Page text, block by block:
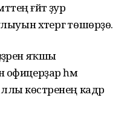
ғәйәт ҙур
хәтергә төшөрҙө.
яҡшы
офицерҙар һәм
көстәренең кадр